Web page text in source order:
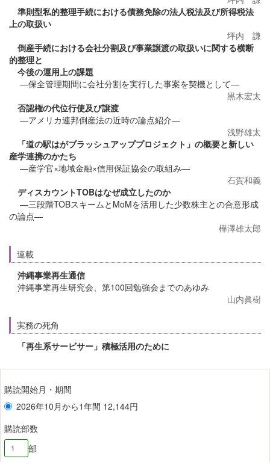
準則型私的整理手続における債務免除の法人税法及び所得税法
上の取扱い
坪内 謙
倒産手続における会社分割及び事業譲渡の取扱いに関する横断
的整理と
今後の運用上の課題
―保全管理期間に会社分割を実行した事案を契機として―
黒木宏太
否認権の代位行使及び譲渡
―アメリカ連邦倒産法の近時の論点紹介―
浅野雄太
「道の駅はがブラッシュアッププロジェクト」の概要と新しい
産学連携のかたち
―産学官×地域金融×信用保証協会の取組み―
石賀和義
ディスカウントTOBはなぜ成立したのか
―三段階TOBスキームとMoMを活用した少数株主との合意形成
の論点―
樺澤雄太郎
連載
沖縄事業再生通信
沖縄事業再生研究会、第100回勉強会までのあゆみ
山内眞樹
実務の死角
「再生系サービサー」積極活用のために
購読開始月・期間
2026年10月から1年間 12,144円
購読部数
部